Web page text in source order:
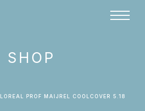
SHOP
LOREAL PROF MAIJREL COOLCOVER 5.18